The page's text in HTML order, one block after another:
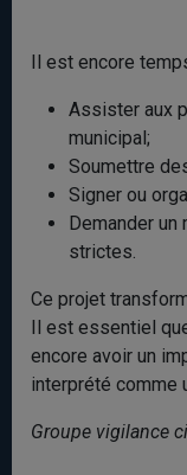
Il est encore
Assister aux
municipal;
Soumettre
Signer ou
Demander
strictes.
Ce projet
Il est essentiel
encore avoir un
interprété comme
Groupe vigilance